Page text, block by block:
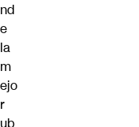
nd
e
la
m
ejo
r
ub